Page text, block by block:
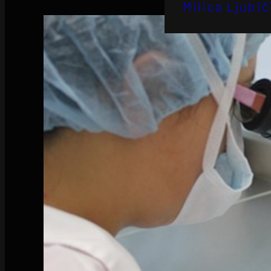
Milica